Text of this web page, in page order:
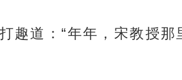
趣道：“年年，宋教授